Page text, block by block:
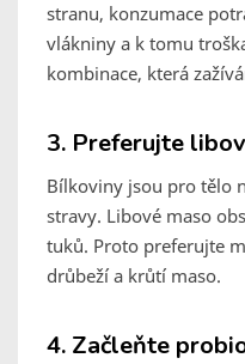
stranu, konzumace
vlákniny a k tomu
kombinace, která
3. Preferujte
Bílkoviny jsou pro tělo
stravy. Libové maso
tuků. Proto preferujte
drůbeží a krůtí maso.
4. Začleňte